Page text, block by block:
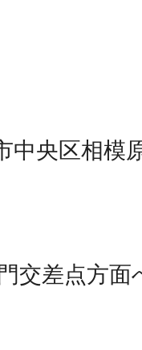
中央区相模
交差点方面
シモキ
多度津